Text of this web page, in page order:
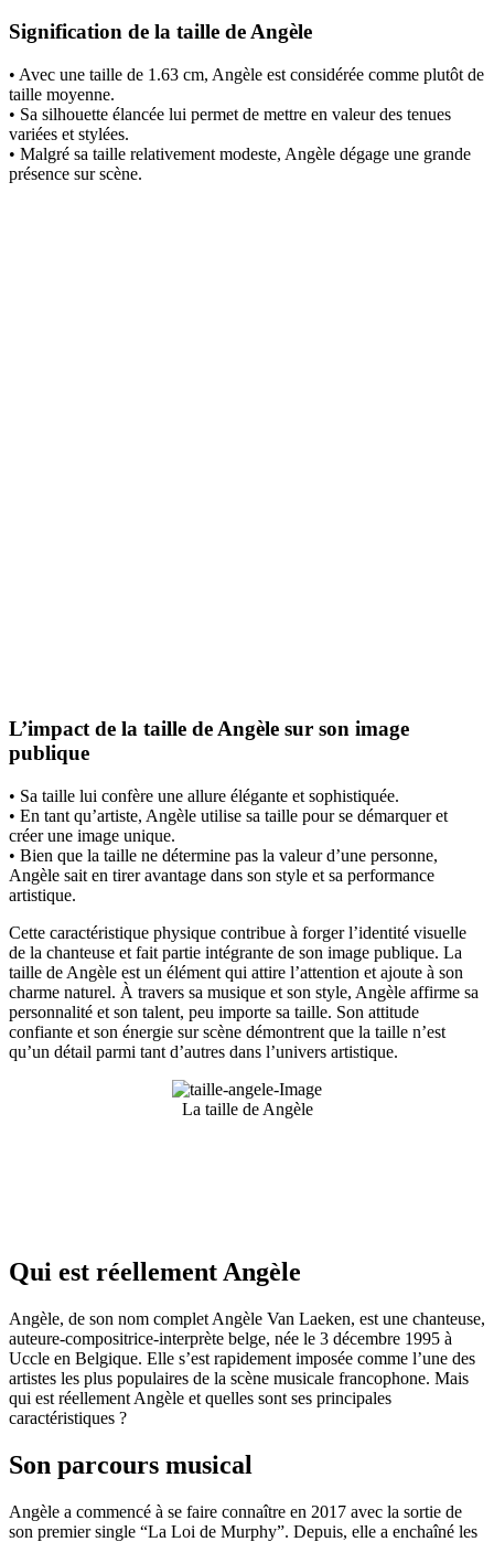
Signification de la taille de Angèle
• Avec une taille de 1.63 cm, Angèle est considérée comme plutôt de
taille moyenne.
• Sa silhouette élancée lui permet de mettre en valeur des tenues
variées et stylées.
• Malgré sa taille relativement modeste, Angèle dégage une grande
présence sur scène.
L’impact de la taille de Angèle sur son image
publique
• Sa taille lui confère une allure élégante et sophistiquée.
• En tant qu’artiste, Angèle utilise sa taille pour se démarquer et
créer une image unique.
• Bien que la taille ne détermine pas la valeur d’une personne,
Angèle sait en tirer avantage dans son style et sa performance
artistique.
Cette caractéristique physique contribue à forger l’identité visuelle
de la chanteuse et fait partie intégrante de son image publique. La
taille de Angèle est un élément qui attire l’attention et ajoute à son
charme naturel. À travers sa musique et son style, Angèle affirme sa
personnalité et son talent, peu importe sa taille. Son attitude
confiante et son énergie sur scène démontrent que la taille n’est
qu’un détail parmi tant d’autres dans l’univers artistique.
La taille de Angèle
Qui est réellement Angèle
Angèle, de son nom complet Angèle Van Laeken, est une chanteuse,
auteure-compositrice-interprète belge, née le 3 décembre 1995 à
Uccle en Belgique. Elle s’est rapidement imposée comme l’une des
artistes les plus populaires de la scène musicale francophone. Mais
qui est réellement Angèle et quelles sont ses principales
caractéristiques ?
Son parcours musical
Angèle a commencé à se faire connaître en 2017 avec la sortie de
son premier single “La Loi de Murphy”. Depuis, elle a enchaîné les